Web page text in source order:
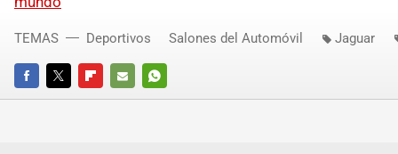
FACEBOOKTWITTERFLIPBOARD
E-
WHATSAPP
TEMAS Deportivos Salones del Automóvil Jaguar